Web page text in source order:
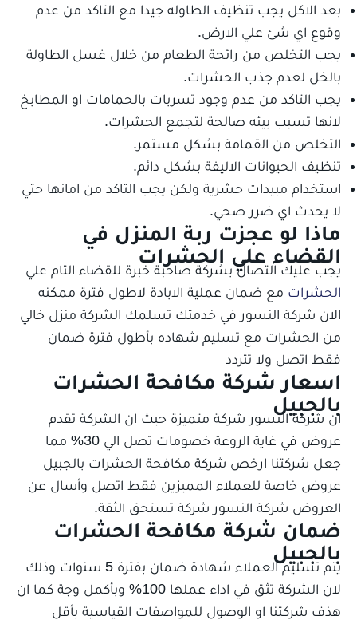
بعد الاكل يجب تنظيف الطاوله جيدا مع التاكد من عدم
وقوع اي شئ علي الارض.
يجب التخلص من رائحة الطعام من خلال غسل الطاولة
بالخل لعدم جذب الحشرات.
يجب التاكد من عدم وجود تسربات بالحمامات او المطابخ
لانها تسبب بيئه صالحة لتجمع الحشرات.
التخلص من القمامة بشكل مستمر.
تنظيف الحيوانات الاليفة بشكل دائم.
استخدام مبيدات حشرية ولكن يجب التاكد من امانها حتي
لا يحدث اي ضرر صحي.
ماذا لو عجزت ربة المنزل في
القضاء علي الحشرات
يجب عليك التصال بشركة صاحبة خبرة للقضاء التام علي
الحشرات مع ضمان عملية الابادة لاطول فترة ممكنه
الان شركة النسور في خدمتك تسلمك الشركة منزل خالي
من الحشرات مع تسليم شهاده بأطول فترة ضمان
فقط اتصل ولا تتردد
اسعار شركة مكافحة الحشرات
بالجبيل
ان شركة النسور شركة متميزة حيث ان الشركة تقدم
عروض في غاية الروعة خصومات تصل الي 30% مما
جعل شركتنا ارخص شركة مكافحة الحشرات بالجبيل
عروض خاصة للعملاء المميزين فقط اتصل وأسال عن
العروض شركة النسور شركة تستحق الثقة.
ضمان شركة مكافحة الحشرات
بالجبيل
يتم تسليم العملاء شهادة ضمان بفترة 5 سنوات وذلك
لان الشركة تثق في اداء عملها 100% وبأكمل وجة كما ان
هذف شركتنا او الوصول للمواصفات القياسية بأقل